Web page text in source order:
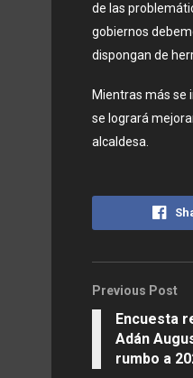
de las
gobiernos
dispongan de
Mientras más se
se logrará
alcaldesa.
Previous Post
Encuesta
Adán
rumbo a